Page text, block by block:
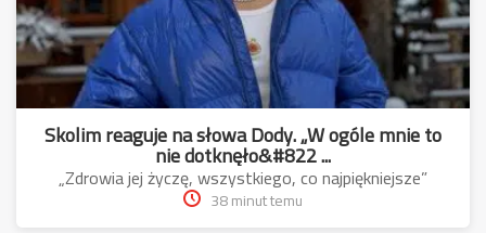
Skolim reaguje na słowa Dody. „W ogóle mnie to
nie dotknęło&#822 ...
„Zdrowia jej życzę, wszystkiego, co najpiękniejsze”
38 minut temu